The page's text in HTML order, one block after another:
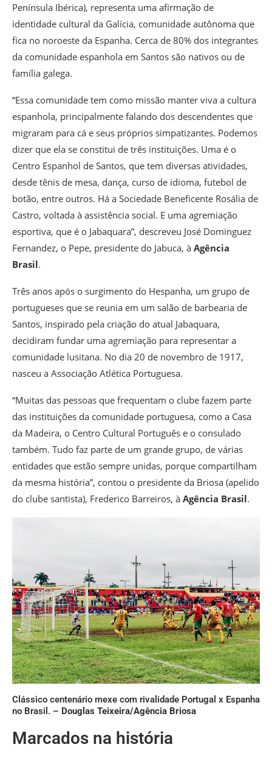
Península Ibérica), representa uma afirmação de
identidade cultural da Galícia, comunidade autônoma que
fica no noroeste da Espanha. Cerca de 80% dos integrantes
da comunidade espanhola em Santos são nativos ou de
família galega.
“Essa comunidade tem como missão manter viva a cultura
espanhola, principalmente falando dos descendentes que
migraram para cá e seus próprios simpatizantes. Podemos
dizer que ela se constitui de três instituições. Uma é o
Centro Espanhol de Santos, que tem diversas atividades,
desde tênis de mesa, dança, curso de idioma, futebol de
botão, entre outros. Há a Sociedade Beneficente Rosália de
Castro, voltada à assistência social. E uma agremiação
esportiva, que é o Jabaquara”, descreveu José Dominguez
Fernandez, o Pepe, presidente do Jabuca, à Agência
Brasil.
Três anos após o surgimento do Hespanha, um grupo de
portugueses que se reunia em um salão de barbearia de
Santos, inspirado pela criação do atual Jabaquara,
decidiram fundar uma agremiação para representar a
comunidade lusitana. No dia 20 de novembro de 1917,
nasceu a Associação Atlética Portuguesa.
“Muitas das pessoas que frequentam o clube fazem parte
das instituições da comunidade portuguesa, como a Casa
da Madeira, o Centro Cultural Português e o consulado
também. Tudo faz parte de um grande grupo, de várias
entidades que estão sempre unidas, porque compartilham
da mesma história”, contou o presidente da Briosa (apelido
do clube santista), Frederico Barreiros, à Agência Brasil.
Clássico centenário mexe com rivalidade Portugal x Espanha
no Brasil. – Douglas Teixeira/Agência Briosa
Marcados na história